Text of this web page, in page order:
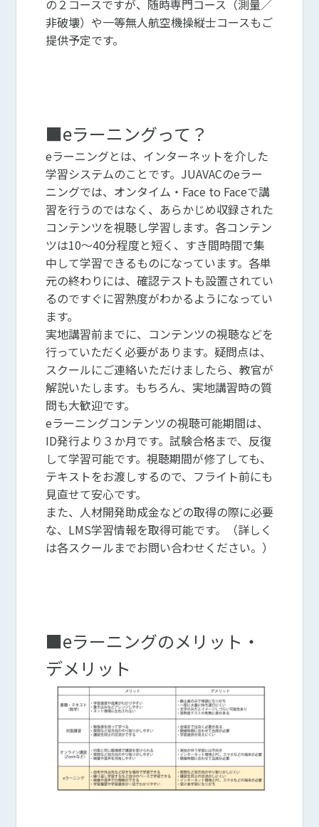
の２コースですが、随時専門コース（測量／
非破壊）や一等無人航空機操縦士コースもご
提供予定です。
■eラーニングって？
eラーニングとは、インターネットを介した
学習システムのことです。JUAVACのeラー
ニングでは、オンタイム・Face to Faceで講
習を行うのではなく、あらかじめ収録された
コンテンツを視聴し学習します。各コンテン
ツは10～40分程度と短く、すき間時間で集
中して学習できるものになっています。各単
元の終わりには、確認テストも設置されてい
るのですぐに習熟度がわかるようになってい
ます。
実地講習前までに、コンテンツの視聴などを
行っていただく必要があります。疑問点は、
スクールにご連絡いただけましたら、教官が
解説いたします。もちろん、実地講習時の質
問も大歓迎です。
eラーニングコンテンツの視聴可能期間は、
ID発行より３か月です。試験合格まで、反復
して学習可能です。視聴期間が修了しても、
テキストをお渡しするので、フライト前にも
見直せて安心です。
また、人材開発助成金などの取得の際に必要
な、LMS学習情報を取得可能です。（詳しく
は各スクールまでお問い合わせください。）
■eラーニングのメリット・
デメリット